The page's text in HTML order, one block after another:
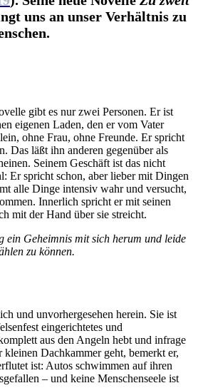
uns an unser Verhältnis zu
gibt es nur zwei Personen. Er ist
eigenen Laden, den er vom Vater
ohne Frau, ohne Freunde. Er spricht
Das läßt ihn anderen gegenüber als
Seinem Geschäft ist das nicht
Er spricht schon, aber lieber mit Dingen
alle Dinge intensiv wahr und versucht,
Innerlich spricht er mit seinen
mit der Hand über sie streicht.
ein Geheimnis mit sich herum und leide
zu können.
und unvorhergesehen herein. Sie ist
eingerichtetes und
aus den Angeln hebt und infrage
kleinen Dachkammer geht, bemerkt er,
ist: Autos schwimmen auf ihren
– und keine Menschenseele ist